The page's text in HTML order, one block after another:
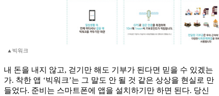
▲빅워크
내 돈을 내지 않고, 걷기만 해도 기부가 된다면 믿을 수 있겠는
가. 착한 앱 ‘빅워크’는 그 말도 안 될 것 같은 상상을 현실로 만
들었다. 준비는 스마트폰에 앱을 설치하기만 하면 된다. 당신